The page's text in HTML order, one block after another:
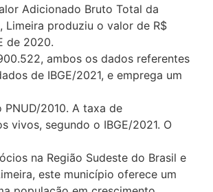
Adicionado Bruto Total da
Limeira produziu o valor de R$
de 2020.
ambos os dados referentes
de IBGE/2021, e emprega um
2010. A taxa de
vivos, segundo o IBGE/2021. O
na Região Sudeste do Brasil e
este município oferece um